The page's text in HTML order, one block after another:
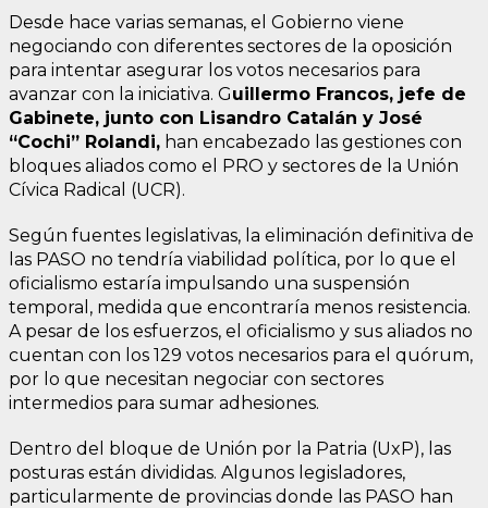
Desde hace varias semanas, el Gobierno viene
negociando con diferentes sectores de la oposición
para intentar asegurar los votos necesarios para
avanzar con la iniciativa. Guillermo Francos, jefe de
Gabinete, junto con Lisandro Catalán y José
“Cochi” Rolandi, han encabezado las gestiones con
bloques aliados como el PRO y sectores de la Unión
Cívica Radical (UCR).
Según fuentes legislativas, la eliminación definitiva de
las PASO no tendría viabilidad política, por lo que el
oficialismo estaría impulsando una suspensión
temporal, medida que encontraría menos resistencia.
A pesar de los esfuerzos, el oficialismo y sus aliados no
cuentan con los 129 votos necesarios para el quórum,
por lo que necesitan negociar con sectores
intermedios para sumar adhesiones.
Dentro del bloque de Unión por la Patria (UxP), las
posturas están divididas. Algunos legisladores,
particularmente de provincias donde las PASO han